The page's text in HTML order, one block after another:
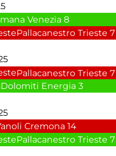
Venezia 8
Pallacanestro Trieste 7
Pallacanestro Trieste 7
Dolomiti Energia 3
Cremona 14
Pallacanestro Trieste 7